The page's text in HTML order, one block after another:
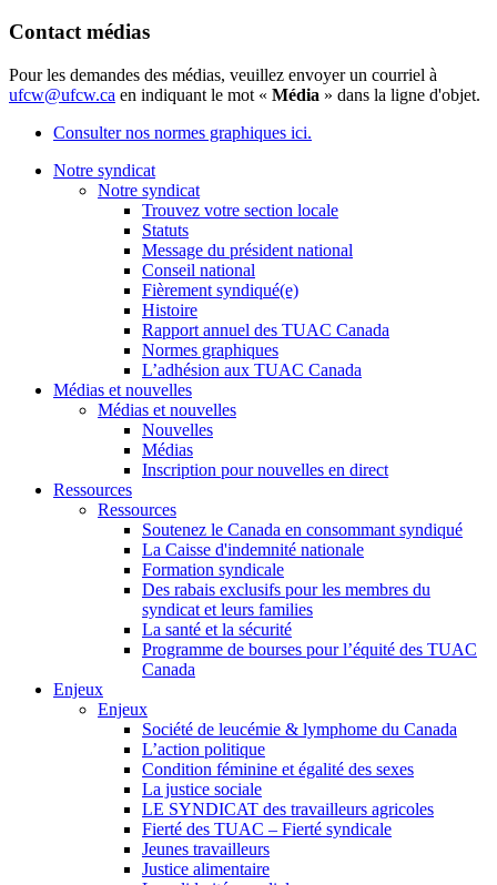
Contact médias
Pour les demandes des médias, veuillez envoyer un courriel à
ufcw@ufcw.ca en indiquant le mot « Média » dans la ligne d'objet.
Consulter nos normes graphiques ici.
Notre syndicat
Notre syndicat
Trouvez votre section locale
Statuts
Message du président national
Conseil national
Fièrement syndiqué(e)
Histoire
Rapport annuel des TUAC Canada
Normes graphiques
L’adhésion aux TUAC Canada
Médias et nouvelles
Médias et nouvelles
Nouvelles
Médias
Inscription pour nouvelles en direct
Ressources
Ressources
Soutenez le Canada en consommant syndiqué
La Caisse d'indemnité nationale
Formation syndicale
Des rabais exclusifs pour les membres du
syndicat et leurs families
La santé et la sécurité
Programme de bourses pour l’équité des TUAC
Canada
Enjeux
Enjeux
Société de leucémie & lymphome du Canada
L’action politique
Condition féminine et égalité des sexes
La justice sociale
LE SYNDICAT des travailleurs agricoles
Fierté des TUAC – Fierté syndicale
Jeunes travailleurs
Justice alimentaire